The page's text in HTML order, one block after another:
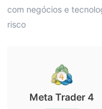
com negócios e
risco
Meta Trader 4